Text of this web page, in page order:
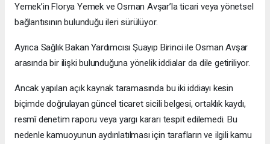
Yemek’in Florya Yemek ve Osman Avşar’la ticari veya yönetsel
bağlantısının bulunduğu ileri sürülüyor.
Ayrıca Sağlık Bakan Yardımcısı Şuayıp Birinci ile Osman Avşar
arasında bir ilişki bulunduğuna yönelik iddialar da dile getiriliyor.
Ancak yapılan açık kaynak taramasında bu iki iddiayı kesin
biçimde doğrulayan güncel ticaret sicili belgesi, ortaklık kaydı,
resmî denetim raporu veya yargı kararı tespit edilemedi. Bu
nedenle kamuoyunun aydınlatılması için tarafların ve ilgili kamu